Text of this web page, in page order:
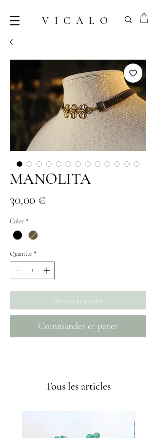
VICALO
MANOLITA
30,00 €
Color *
Quantité *
Ajouter au panier
Commander et payer
Tous les articles